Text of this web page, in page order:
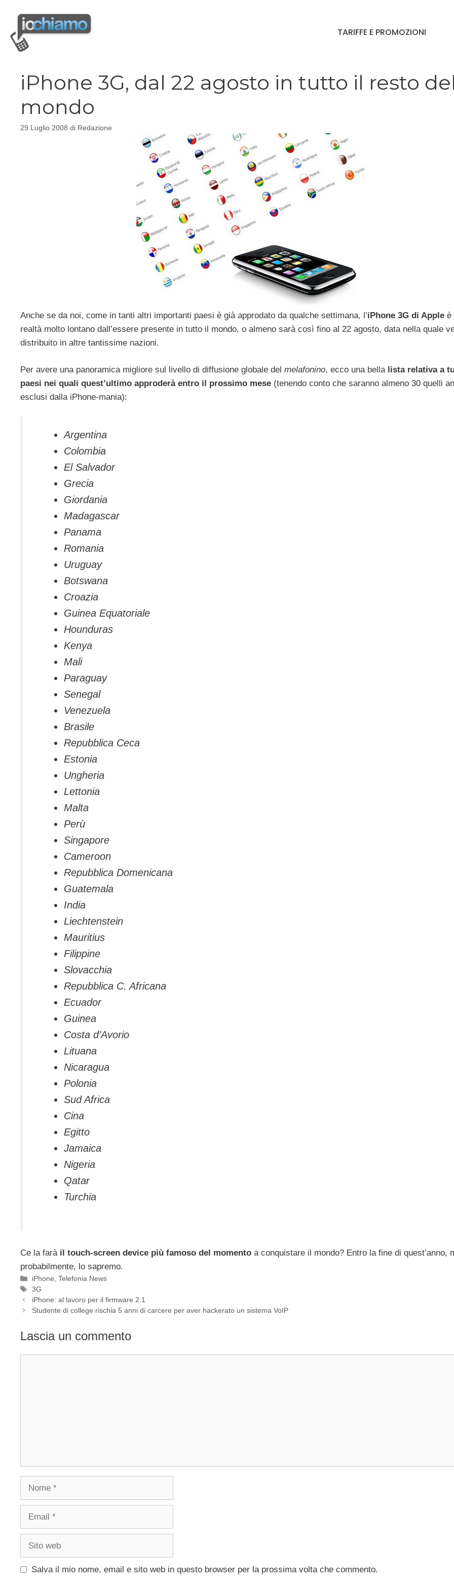
contenuto
TARIFFE E PROMOZIONI
iPhone 3G, dal 22 agosto in tutto il resto del
mondo
29 Luglio 2008 di Redazione
Anche se da noi, come in tanti altri importanti paesi è già approdato da qualche settimana, l’iPhone 3G di Apple è
realtà molto lontano dall’essere presente in tutto il mondo, o almeno sarà così fino al 22 agosto, data nella quale
distribuito in altre tantissime nazioni.
Per avere una panoramica migliore sul livello di diffusione globale del melafonino, ecco una bella lista relativa a
paesi nei quali quest’ultimo approderà entro il prossimo mese (tenendo conto che saranno almeno 30 quelli
esclusi dalla iPhone-mania):
Argentina
Colombia
El Salvador
Grecia
Giordania
Madagascar
Panama
Romania
Uruguay
Botswana
Croazia
Guinea Equatoriale
Hounduras
Kenya
Mali
Paraguay
Senegal
Venezuela
Brasile
Repubblica Ceca
Estonia
Ungheria
Lettonia
Malta
Perù
Singapore
Cameroon
Repubblica Domenicana
Guatemala
India
Liechtenstein
Mauritius
Filippine
Slovacchia
Repubblica C. Africana
Ecuador
Guinea
Costa d’Avorio
Lituana
Nicaragua
Polonia
Sud Africa
Cina
Egitto
Jamaica
Nigeria
Qatar
Turchia
Ce la farà il touch-screen device più famoso del momento a conquistare il mondo? Entro la fine di quest’anno,
probabilmente, lo sapremo.
Categorie
iPhone,Telefonia News
Tag
3G
iPhone: al lavoro per il firmware 2.1
Studente di college rischia 5 anni di carcere per aver hackerato un sistema VoIP
Lascia un commento
Nome
Email
Sito
Salva il mio nome, email e sito web in questo browser per la prossima volta che commento.